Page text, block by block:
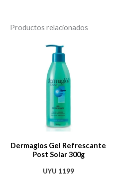
Productos relacionados
Dermaglos Gel Refrescante
Post Solar 300g
UYU 1199